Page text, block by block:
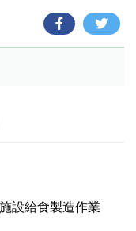
設給食製造作業